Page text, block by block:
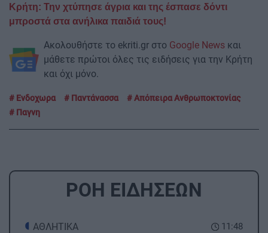
Κρήτη: Την χτύπησε άγρια και της έσπασε δόντι
μπροστά στα ανήλικα παιδιά τους!
Ακολουθήστε το ekriti.gr στο Google News και
μάθετε πρώτοι όλες τις ειδήσεις για την Κρήτη
και όχι μόνο.
Ενδοχωρα Παντάνασσα
Απόπειρα Ανθρωποκτονίας
Παγνη
ΡΟΗ ΕΙΔΗΣΕΩΝ
11:48
ΑΘΛΗΤΙΚΑ